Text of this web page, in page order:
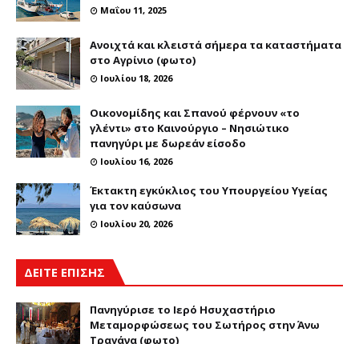
Μαΐου 11, 2025
Ανοιχτά και κλειστά σήμερα τα καταστήματα
στο Αγρίνιο (φωτο)
Ιουλίου 18, 2026
Οικονομίδης και Σπανού φέρνουν «το
γλέντι» στο Καινούργιο – Νησιώτικο
πανηγύρι με δωρεάν είσοδο
Ιουλίου 16, 2026
Έκτακτη εγκύκλιος του Υπουργείου Υγείας
για τον καύσωνα
Ιουλίου 20, 2026
ΔΕΙΤΕ ΕΠΙΣΗΣ
Πανηγύρισε το Ιερό Ησυχαστήριο
Μεταμορφώσεως του Σωτήρος στην Άνω
Τραγάνα (φωτο)